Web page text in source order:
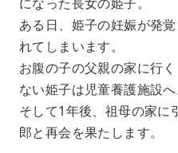
ある日、姫子の妊娠が発
れてしまいます。
お腹の子の父親の家に行
ない姫子は児童養護施設へ
そして1年後、祖母の家に
郎と再会を果たします。